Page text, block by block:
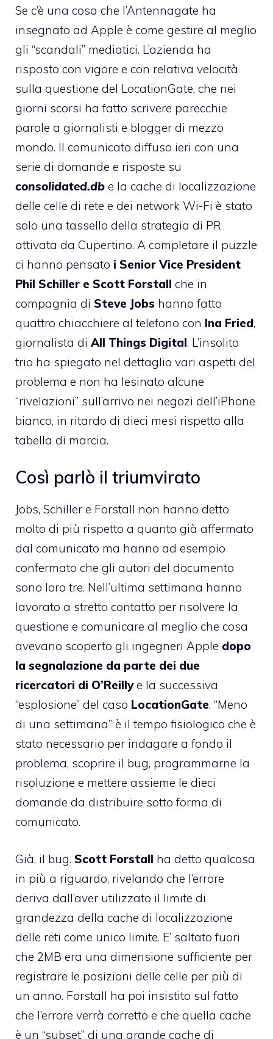
Se c’è una cosa che l’Antennagate ha
insegnato ad Apple è come gestire al meglio
gli “scandali” mediatici. L’azienda ha
risposto con vigore e con relativa velocità
sulla questione del LocationGate, che nei
giorni scorsi ha fatto scrivere parecchie
parole a giornalisti e blogger di mezzo
mondo. Il comunicato diffuso ieri con una
serie di domande e risposte su
consolidated.db e la cache di localizzazione
delle celle di rete e dei network Wi-Fi è stato
solo una tassello della strategia di PR
attivata da Cupertino. A completare il puzzle
ci hanno pensato i Senior Vice President
Phil Schiller e Scott Forstall che in
compagnia di Steve Jobs hanno fatto
quattro chiacchiere al telefono con Ina Fried,
giornalista di All Things Digital. L’insolito
trio ha spiegato nel dettaglio vari aspetti del
problema e non ha lesinato alcune
“rivelazioni” sull’arrivo nei negozi dell’iPhone
bianco, in ritardo di dieci mesi rispetto alla
tabella di marcia.
Così parlò il triumvirato
Jobs, Schiller e Forstall non hanno detto
molto di più rispetto a quanto già affermato
dal comunicato ma hanno ad esempio
confermato che gli autori del documento
sono loro tre. Nell’ultima settimana hanno
lavorato a stretto contatto per risolvere la
questione e comunicare al meglio che cosa
avevano scoperto gli ingegneri Apple dopo
la segnalazione da parte dei due
ricercatori di O’Reillye la successiva
“esplosione” del caso LocationGate. “Meno
di una settimana” è il tempo fisiologico che è
stato necessario per indagare a fondo il
problema, scoprire il bug, programmarne la
risoluzione e mettere assieme le dieci
domande da distribuire sotto forma di
comunicato.
Già, il bug. Scott Forstall ha detto qualcosa
in più a riguardo, rivelando che l’errore
deriva dall’aver utilizzato il limite di
grandezza della cache di localizzazione
delle reti come unico limite. E’ saltato fuori
che 2MB era una dimensione sufficiente per
registrare le posizioni delle celle per più di
un anno. Forstall ha poi insistito sul fatto
che l’errore verrà corretto e che quella cache
è un “subset” di una grande cache di